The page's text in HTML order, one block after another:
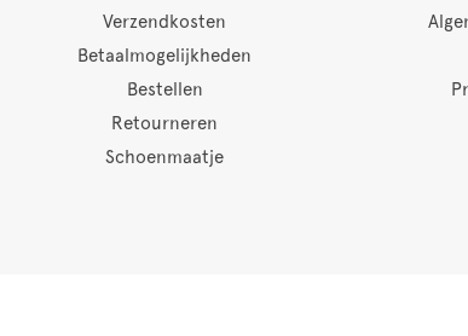
Verzendkosten
Betaalmogelijkheden
Bestellen
Retourneren
Schoenmaatje